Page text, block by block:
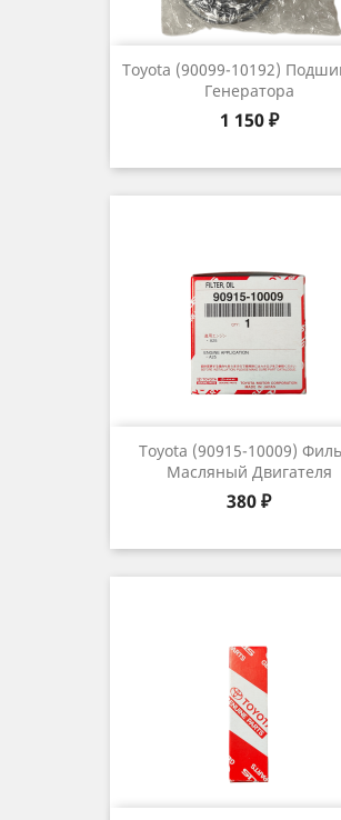
Toyota (90099-10192)
Генератора
Цена
1 150 ₽
Toyota (90915-10009)
Масляный Двигателя
Цена
380 ₽